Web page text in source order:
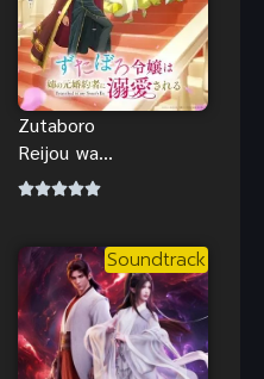
Zutaboro
Reijou wa
Ane no Moto
sareru คุณหนู
ตัวสำรองมี
ท่านเคานท์มา
คลั่งรัก
Soundtrack